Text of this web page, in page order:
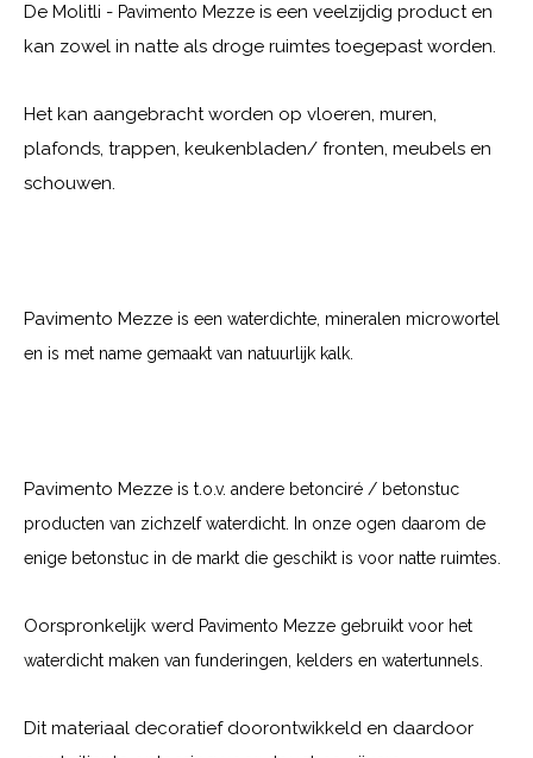
De Molitli - Pavimento Mezze is een veelzijdig product en
kan zowel in natte als droge ruimtes toegepast worden.
Het kan aangebracht worden op vloeren, muren,
plafonds, trappen, keukenbladen/ fronten, meubels en
schouwen.
Pavimento Mezze is een waterdichte, mineralen microwortel
en is met name gemaakt van natuurlijk kalk.
Pavimento Mezze is t.o.v. andere betonciré / betonstuc
producten van zichzelf waterdicht. In onze ogen daarom de
enige betonstuc in de markt die geschikt is voor natte ruimtes.
Oorspronkelijk werd Pavimento Mezze gebruikt voor het
waterdicht maken van funderingen, kelders en watertunnels.
Dit materiaal decoratief doorontwikkeld en daardoor